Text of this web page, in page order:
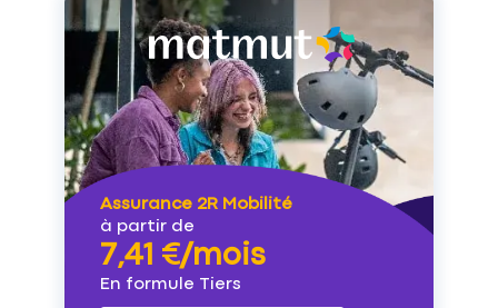
Assurance 2R Mobilité
à partir de
7,41 €/mois
En formule Tiers